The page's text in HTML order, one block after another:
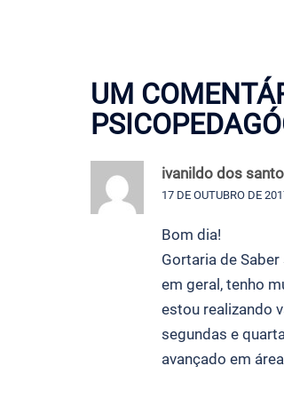
UM
ivanildo dos
17 DE OUTUBRO DE
Bom dia!
Gortaria de
em geral, tenho
estou realizando
segundas e
avançado em